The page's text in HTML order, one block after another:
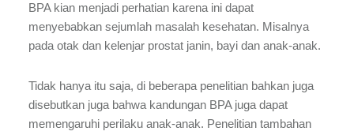
BPA kian menjadi perhatian karena ini dapat
menyebabkan sejumlah masalah kesehatan. Misalnya
pada otak dan kelenjar prostat janin, bayi dan anak-anak.
Tidak hanya itu saja, di beberapa penelitian bahkan juga
disebutkan juga bahwa kandungan BPA juga dapat
memengaruhi perilaku anak-anak. Penelitian tambahan